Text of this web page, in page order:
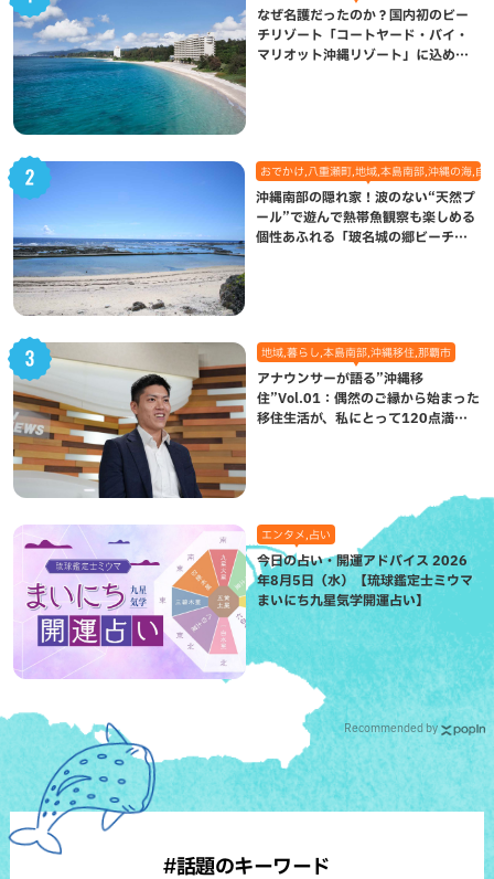
なぜ名護だったのか？国内初のビー
チリゾート「コートヤード・バイ・
マリオット沖縄リゾート」に込めら
おでかけ,八重瀬町,地域,本島南部,沖縄の海,自
沖縄南部の隠れ家！波のない“天然プ
ール”で遊んで熱帯魚観察も楽しめる
個性あふれる「玻名城の郷ビーチ」
地域,暮らし,本島南部,沖縄移住,那覇市
アナウンサーが語る”沖縄移
住”Vol.01：偶然のご縁から始まった
移住生活が、私にとって120点満点
エンタメ,占い
今日の占い・開運アドバイス 2026
年8月5日（水）【琉球鑑定士ミウマ
まいにち九星気学開運占い】
Recommended by
#話題のキーワード